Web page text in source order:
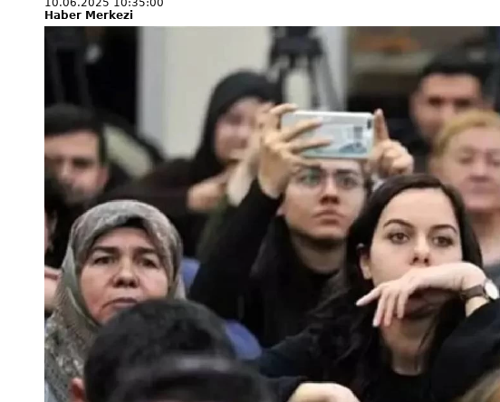
10.06.2025 10:35:00
Haber Merkezi